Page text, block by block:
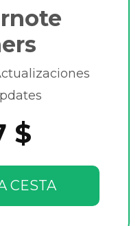
$
CESTA